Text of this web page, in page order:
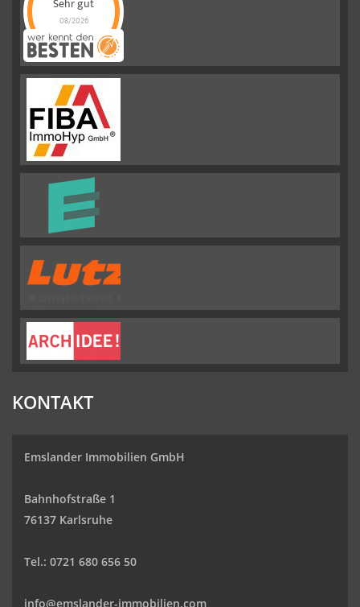
08/2026
Emslander
Immobilien GMBH
Sternen |
292Emslander
Immobilien
GMBHBewertungen
auf
werkenntdenBESTEN.de
KONTAKT
Emslander Immobilien GmbH
Bahnhofstraße 1
76137 Karlsruhe
Tel.: 0721 680 656 50
info@emslander-immobilien.com